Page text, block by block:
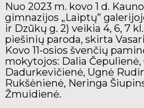
Nuo 2023 m. kovo 1 d.
gimnazijos „Laiptų”
ir Dzūkų g. 2) veikia 4, 6, 7
piešinių paroda, skirta
Kovo 11-osios švenčių
mokytojos: Dalia Čepulienė,
Dadurkevičienė, Ugnė
Rukšėnienė, Neringa
Žmuidienė.